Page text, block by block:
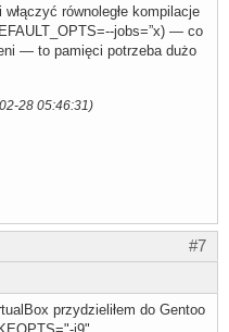
równoległe kompilacje
jobs=”x) — co
— to pamięci potrzeba dużo
28 05:46:31)
#7
przydzieliłem do Gentoo
j9".